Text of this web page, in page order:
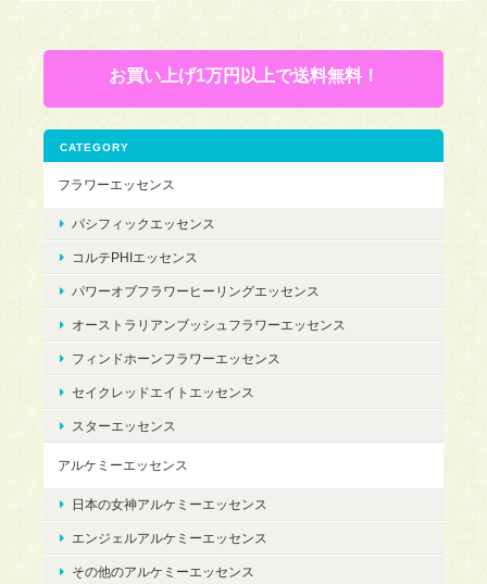
お買い上げ1万円以上で送料無料！
CATEGORY
フラワーエッセンス
パシフィックエッセンス
コルテPHIエッセンス
パワーオブフラワーヒーリングエッセンス
オーストラリアンブッシュフラワーエッセンス
フィンドホーンフラワーエッセンス
セイクレッドエイトエッセンス
スターエッセンス
アルケミーエッセンス
日本の女神アルケミーエッセンス
エンジェルアルケミーエッセンス
その他のアルケミーエッセンス